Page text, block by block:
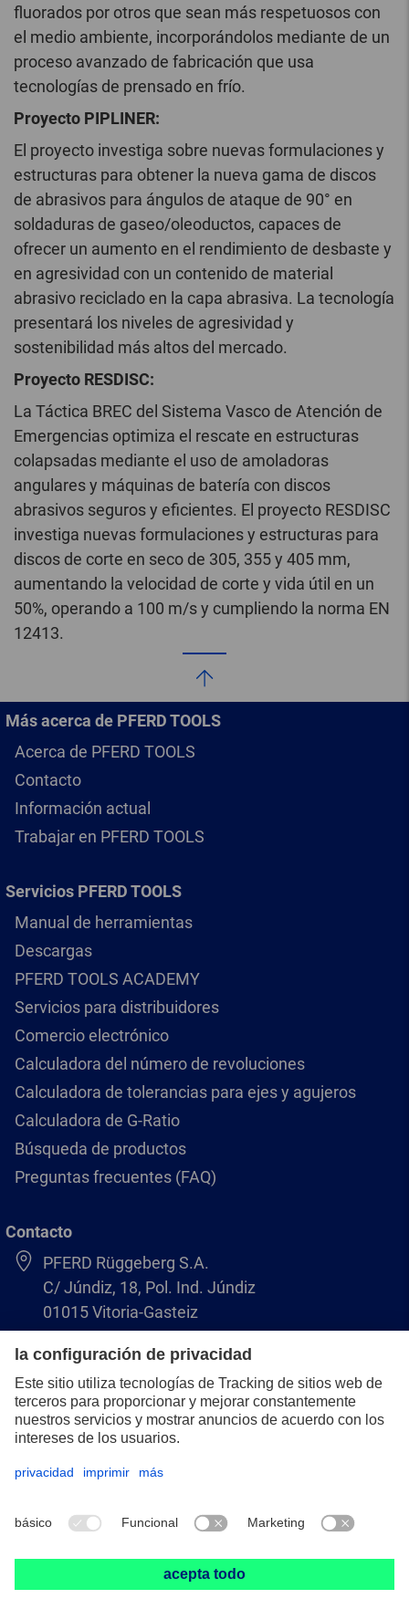
fluorados por otros que sean más respetuosos con
el medio ambiente, incorporándolos mediante de un
proceso avanzado de fabricación que usa
tecnologías de prensado en frío.
Proyecto PIPLINER:
El proyecto investiga sobre nuevas formulaciones y
estructuras para obtener la nueva gama de discos
de abrasivos para ángulos de ataque de 90° en
soldaduras de gaseo/oleoductos, capaces de
ofrecer un aumento en el rendimiento de desbaste y
en agresividad con un contenido de material
abrasivo reciclado en la capa abrasiva. La tecnología
presentará los niveles de agresividad y
sostenibilidad más altos del mercado.
Proyecto RESDISC:
La Táctica BREC del Sistema Vasco de Atención de
Emergencias optimiza el rescate en estructuras
colapsadas mediante el uso de amoladoras
angulares y máquinas de batería con discos
abrasivos seguros y eficientes. El proyecto RESDISC
investiga nuevas formulaciones y estructuras para
discos de corte en seco de 305, 355 y 405 mm,
aumentando la velocidad de corte y vida útil en un
50%, operando a 100 m/s y cumpliendo la norma EN
12413.
Más acerca de PFERD TOOLS
Acerca de PFERD TOOLS
Contacto
Información actual
Trabajar en PFERD TOOLS
Servicios PFERD TOOLS
Manual de herramientas
Descargas
PFERD TOOLS ACADEMY
Servicios para distribuidores
Comercio electrónico
Calculadora del número de revoluciones
Calculadora de tolerancias para ejes y agujeros
Calculadora de G-Ratio
Búsqueda de productos
Preguntas frecuentes (FAQ)
Contacto
PFERD Rüggeberg S.A.
C/ Júndiz, 18, Pol. Ind. Júndiz
01015 Vitoria-Gasteiz
+34 945 184 400
pferd-es@pferd.com
Aviso legal
CGV